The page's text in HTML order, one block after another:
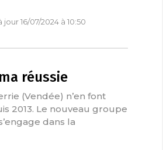
jour 16/07/2024 à 10:50
réussie
(Vendée) n’en font
2013. Le nouveau groupe
dans la